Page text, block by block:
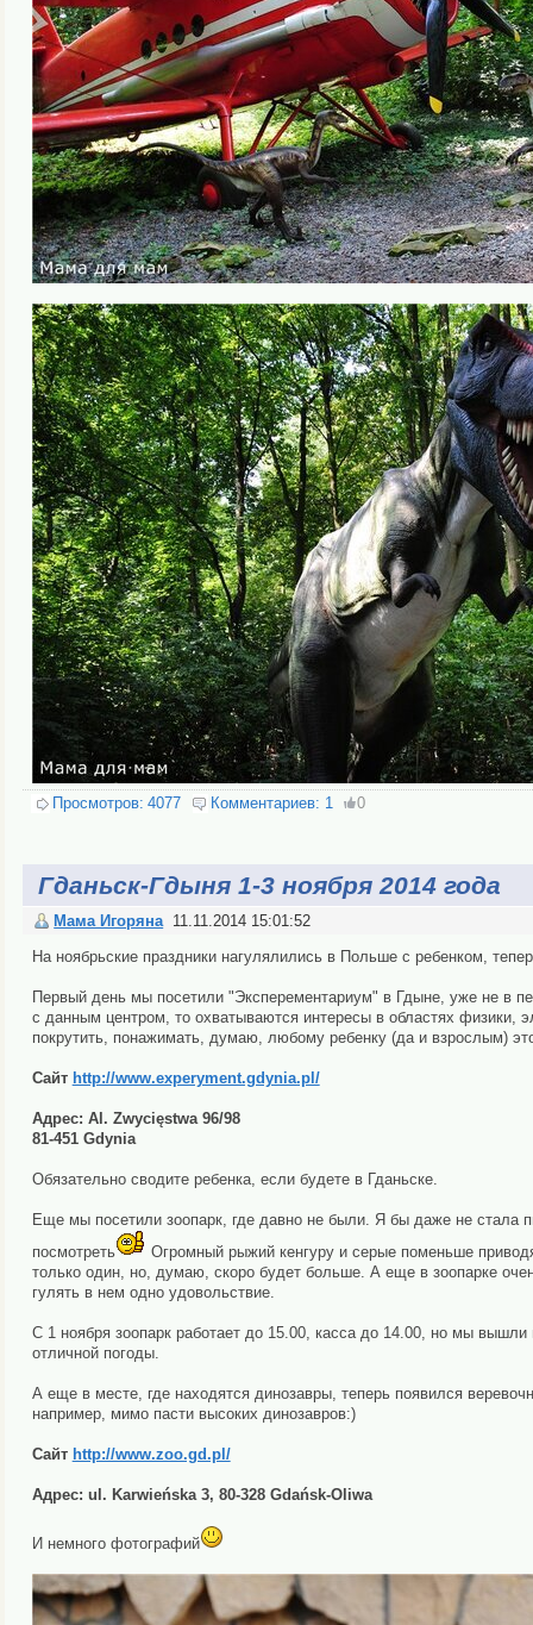
Просмотров: 4077 Комментариев: 1 0
Гданьск-Гдыня 1-3 ноября 2014 года
Мама Игоряна 11.11.2014 15:01:52
На ноябрьские праздники нагулялились в Польше с ребенком,
Первый день мы посетили "Эксперементариум" в Гдыне, уже не в
с данным центром, то охватываются интересы в областях физики,
покрутить, понажимать, думаю, любому ребенку (да и взрослым)
Сайт http://www.experyment.gdynia.pl/
Адрес: Al. Zwycięstwa 96/98
81-451 Gdynia
Обязательно сводите ребенка, если будете в Гданьске.
Еще мы посетили зоопарк, где давно не были. Я бы даже не стала
посмотреть
Огромный рыжий кенгуру и серые поменьше
только один, но, думаю, скоро будет больше. А еще в зоопарке
гулять в нем одно удовольствие.
С 1 ноября зоопарк работает до 15.00, касса до 14.00, но мы
отличной погоды.
А еще в месте, где находятся динозавры, теперь появился
например, мимо пасти высоких динозавров:)
Сайт http://www.zoo.gd.pl/
Адрес: ul. Karwieńska 3, 80-328 Gdańsk-Oliwa
И немного фотографий